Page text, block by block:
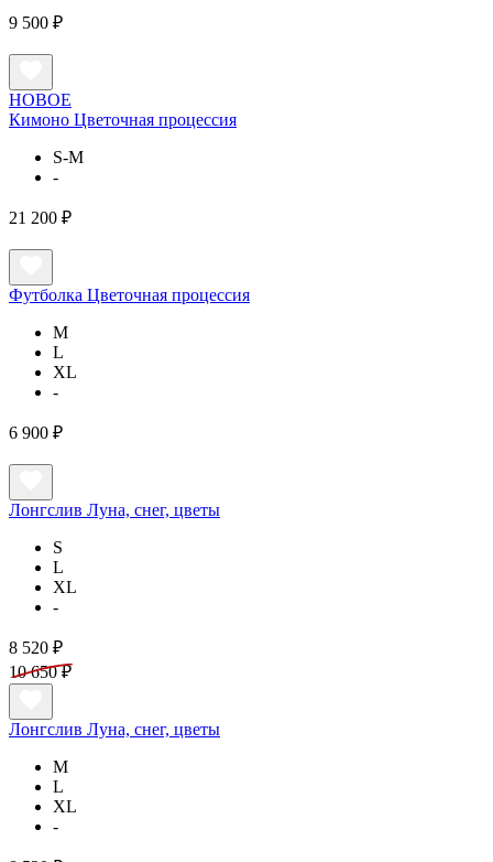
9 500 ₽
НОВОЕ
Кимоно Цветочная процессия
S-M
-
21 200 ₽
Футболка Цветочная процессия
M
L
XL
-
6 900 ₽
Лонгслив Луна, снег, цветы
S
L
XL
-
8 520 ₽
10 650 ₽
Лонгслив Луна, снег, цветы
M
L
XL
-